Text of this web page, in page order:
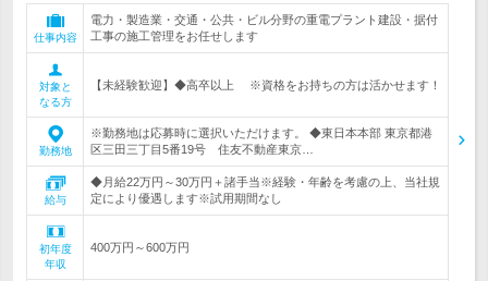
仕事内容
電力・製造業・交通・公共・ビル分野の重電プラント建設・据付
工事の施工管理をお任せします
対象と
なる方
【未経験歓迎】◆高卒以上 ※資格をお持ちの方は活かせます！
勤務地
※勤務地は応募時に選択いただけます。 ◆東日本本部 東京都港
区三田三丁目5番19号 住友不動産東京…
給与
◆月給22万円～30万円＋諸手当※経験・年齢を考慮の上、当社規
定により優遇します※試用期間なし
初年度
年収
400万円～600万円